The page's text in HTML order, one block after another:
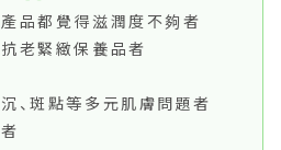
品都覺得滋潤度不夠者
老緊緻保養品者
、斑點等多元肌膚問題者